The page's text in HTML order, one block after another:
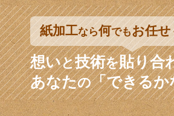
紙加工なら何でもお任せ
想いと技術を貼り合
あなたの「できるか